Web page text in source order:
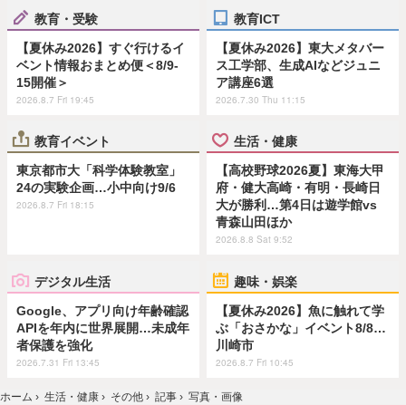
教育・受験
【夏休み2026】すぐ行けるイ
ベント情報おまとめ便＜8/9-
15開催＞
2026.8.7 Fri 19:45
教育ICT
【夏休み2026】東大メタバー
ス工学部、生成AIなどジュニ
ア講座6選
2026.7.30 Thu 11:15
教育イベント
東京都市大「科学体験教室」
24の実験企画…小中向け9/6
2026.8.7 Fri 18:15
生活・健康
【高校野球2026夏】東海大甲
府・健大高崎・有明・長崎日
大が勝利…第4日は遊学館vs
青森山田ほか
2026.8.8 Sat 9:52
デジタル生活
Google、アプリ向け年齢確認
APIを年内に世界展開…未成年
者保護を強化
2026.7.31 Fri 13:45
趣味・娯楽
【夏休み2026】魚に触れて学
ぶ「おさかな」イベント8/8…
川崎市
2026.8.7 Fri 10:45
ホーム › 生活・健康 › その他 › 記事 › 写真・画像